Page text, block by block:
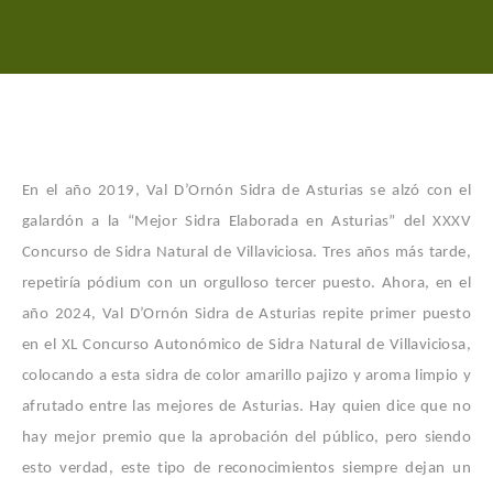
En el año 2019, Val D’Ornón Sidra de Asturias se alzó con el
galardón a la “Mejor Sidra Elaborada en Asturias” del XXXV
Concurso de Sidra Natural de Villaviciosa. Tres años más tarde,
repetiría pódium con un orgulloso tercer puesto. Ahora, en el
año 2024, Val D’Ornón Sidra de Asturias repite primer puesto
en el XL Concurso Autonómico de Sidra Natural de Villaviciosa,
colocando a esta sidra de color amarillo pajizo y aroma limpio y
afrutado entre las mejores de Asturias. Hay quien dice que no
hay mejor premio que la aprobación del público, pero siendo
esto verdad, este tipo de reconocimientos siempre dejan un